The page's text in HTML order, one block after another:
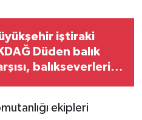
iştiraki
Düden balık
balıkseverlerin
ekipleri